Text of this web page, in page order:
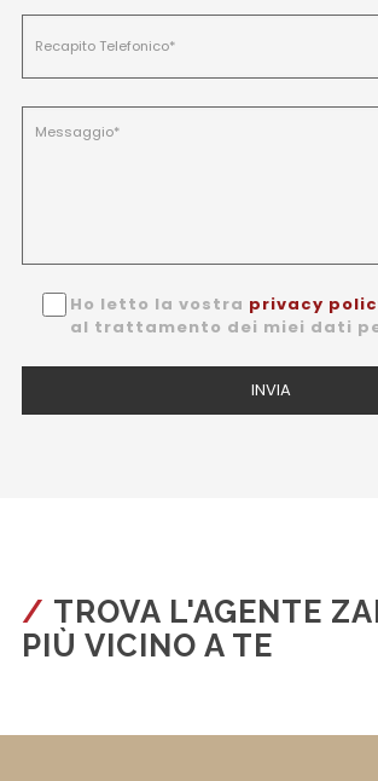
Ho letto la vostra privacy
al trattamento dei miei dati
TROVA L'AGENTE
PIÙ VICINO A TE